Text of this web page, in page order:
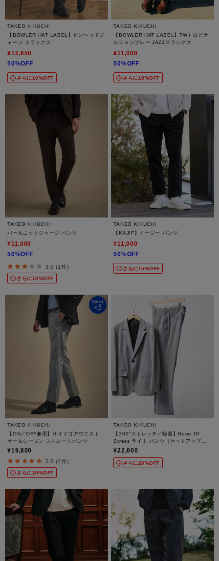
TAKEO KIKUCHI
【BOWLER HAT LABEL】ピンヘッドジ
ャージ スラックス
¥12,650
50%OFF
さらに10%OFF
TAKEO KIKUCHI
【BOWLER HAT LABEL】TWトロピカ
ルシャンブレー JAZZスラックス
¥11,000
50%OFF
さらに10%OFF
TAKEO KIKUCHI
パールニットジャージ パンツ
¥11,000
50%OFF
3.0 (1件)
さらに10%OFF
TAKEO KIKUCHI
【KAJIF】イージー パンツ
¥11,000
50%OFF
さらに15%OFF
TAKEO KIKUCHI
【ON／OFF兼用】サイドゴアウエスト
オールシーズン ストレートパンツ
¥19,800
5.0 (2件)
さらに20%OFF
TAKEO KIKUCHI
【360°ストレッチ／軽量】None Of
Stress ライト パンツ（セットアップ対
応）
¥22,000
さらに20%OFF